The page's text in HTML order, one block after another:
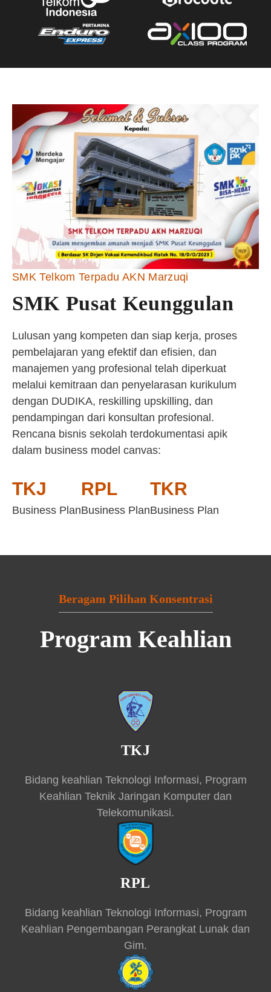
SMK Telkom Terpadu AKN Marzuqi
SMK Pusat Keunggulan
Lulusan yang kompeten dan siap kerja, proses
pembelajaran yang efektif dan efisien, dan
manajemen yang profesional telah diperkuat
melalui kemitraan dan penyelarasan kurikulum
dengan DUDIKA, reskilling upskilling, dan
pendampingan dari konsultan profesional.
Rencana bisnis sekolah terdokumentasi apik
dalam business model canvas:
TKJ
Business Plan
RPL
Business Plan
TKR
Business Plan
Beragam Pilihan Konsentrasi
Program Keahlian
TKJ
Bidang keahlian Teknologi Informasi, Program
Keahlian Teknik Jaringan Komputer dan
Telekomunikasi.
RPL
Bidang keahlian Teknologi Informasi, Program
Keahlian Pengembangan Perangkat Lunak dan
Gim.